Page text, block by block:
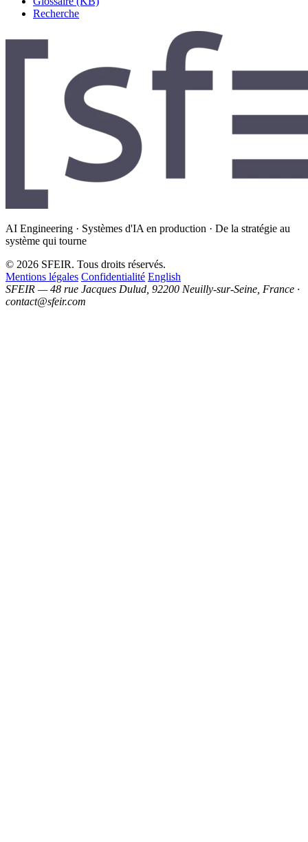
Recherche
AI Engineering · Systèmes d'IA en production · De la stratégie au
système qui tourne
© 2026 SFEIR. Tous droits réservés.
Mentions légales Confidentialité English
SFEIR — 48 rue Jacques Dulud, 92200 Neuilly-sur-Seine, France ·
contact@sfeir.com